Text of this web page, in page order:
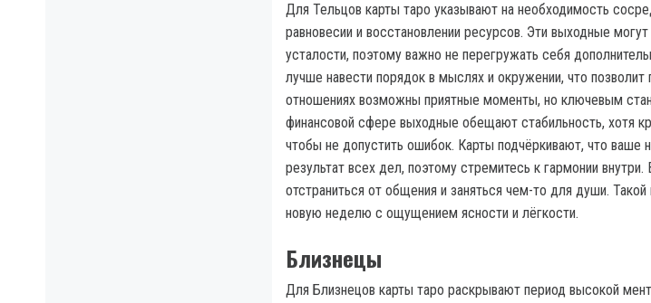
Для Тельцов карты таро указывают на необходимость
равновесии и восстановлении ресурсов. Эти выходные
усталости, поэтому важно не перегружать себя
лучше навести порядок в мыслях и окружении, что позволит
отношениях возможны приятные моменты, но ключевым
финансовой сфере выходные обещают стабильность, хотя
чтобы не допустить ошибок. Карты подчёркивают, что ваше
результат всех дел, поэтому стремитесь к гармонии
отстраниться от общения и заняться чем-то для души.
новую неделю с ощущением ясности и лёгкости.
Близнецы
Для Близнецов карты таро раскрывают период высокой